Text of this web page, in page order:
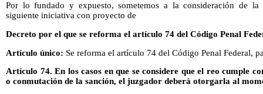
Por lo fundado y expuesto, sometemos a la consideración de la
siguiente iniciativa con proyecto de
Decreto por el que se reforma el artículo 74 del Código Penal
Artículo único: Se reforma el artículo 74 del Código Penal Federal,
Artículo 74. En los casos en que se considere que el reo cumple
o conmutación de la sanción, el juzgador deberá otorgarla al